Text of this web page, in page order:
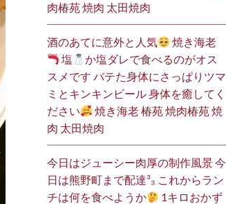
肉椿苑 焼肉 太田焼肉
酒のあてに意外と人気
焼き海老
塩
か塩ダレで食べるのがオス
スメです バテた身体にさっぱりツマ
ミとキンキンビール 身体を癒してく
ださい
焼き海老 椿苑 焼肉椿苑 焼
肉 太田焼肉
今日はジューシー肉厚の制作風景 今
日は熊野町まで配達³₃ これからラン
チは何を食べようか
1キロおかず